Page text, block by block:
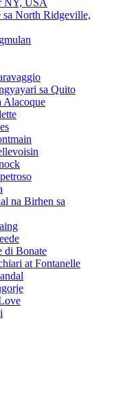
sa North Ridgeville,
sa Quito
Alacoque
na Birhen sa
di Bonate
at Fontanelle